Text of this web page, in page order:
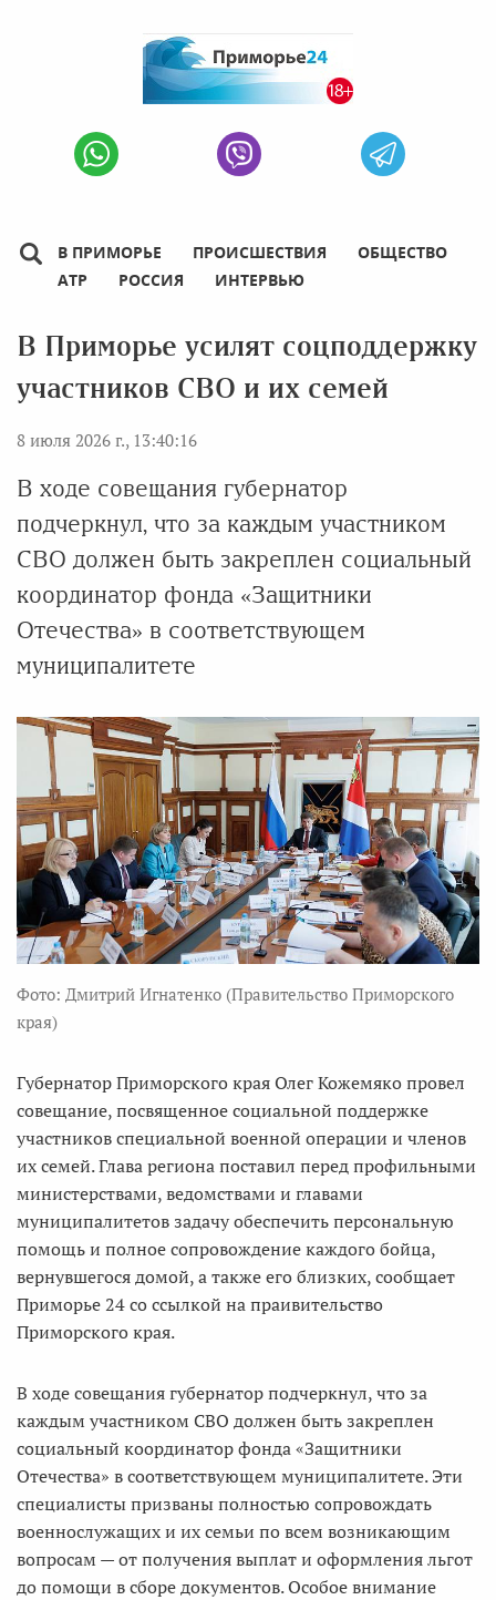
В ПРИМОРЬЕ ПРОИСШЕСТВИЯ
ОБЩЕСТВО
АТР
РОССИЯ ИНТЕРВЬЮ
В Приморье усилят соцподдержку
участников СВО и их семей
8 июля 2026 г., 13:40:16
В ходе совещания губернатор
подчеркнул, что за каждым участником
СВО должен быть закреплен социальный
координатор фонда «Защитники
Отечества» в соответствующем
муниципалитете
Фото: Дмитрий Игнатенко (Правительство Приморского
края)
Губернатор Приморского края Олег Кожемяко провел
совещание, посвященное социальной поддержке
участников специальной военной операции и членов
их семей. Глава региона поставил перед профильными
министерствами, ведомствами и главами
муниципалитетов задачу обеспечить персональную
помощь и полное сопровождение каждого бойца,
вернувшегося домой, а также его близких, сообщает
Приморье 24 со ссылкой на праивительство
Приморского края.
В ходе совещания губернатор подчеркнул, что за
каждым участником СВО должен быть закреплен
социальный координатор фонда «Защитники
Отечества» в соответствующем муниципалитете. Эти
специалисты призваны полностью сопровождать
военнослужащих и их семьи по всем возникающим
вопросам — от получения выплат и оформления льгот
до помощи в сборе документов. Особое внимание